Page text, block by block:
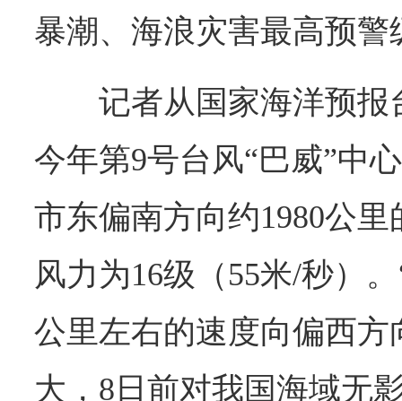
暴潮、海浪灾害最高预
记者从国家海洋预报
今年第9号台风“巴威”中
市东偏南方向约1980公
风力为16级（55米/秒）
公里左右的速度向偏西
大，8日前对我国海域无